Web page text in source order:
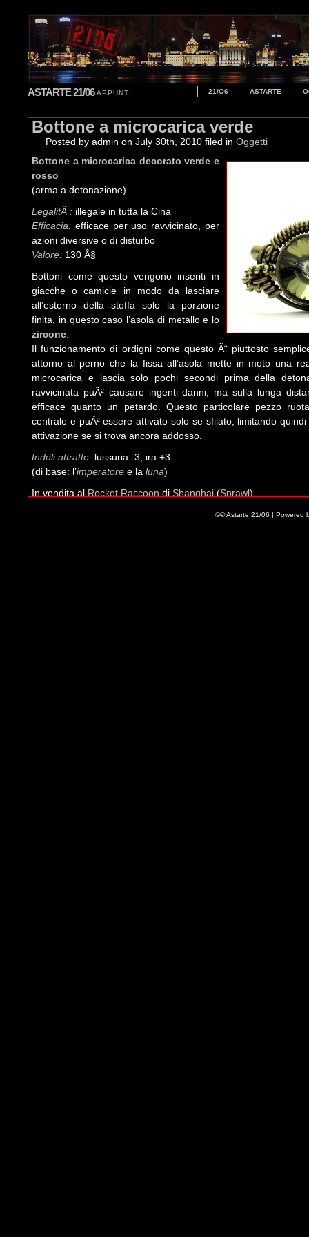
ASTARTE 21/06 APPUNTI 21/O6 ASTARTE
Bottone a microcarica verde
Posted by admin on July 30th, 2010 filed in Oggetti
Bottone a microcarica decorato verde e
rosso
(arma a detonazione)
LegalitÃ : illegale in tutta la Cina
Efficacia: efficace per uso ravvicinato, per
azioni diversive o di disturbo
Valore: 130 Â§
Bottoni come questo vengono inseriti in
giacche o camicie in modo da lasciare
all’esterno della stoffa solo la porzione
finita, in questo caso l’asola di metallo e lo
zircone.
Il funzionamento di ordigni come questo Ã¨ piuttosto
attorno al perno che la fissa all’asola mette in moto una
microcarica e lascia solo pochi secondi prima della
ravvicinata puÃ² causare ingenti danni, ma sulla lunga
efficace quanto un petardo. Questo particolare pezzo
centrale e puÃ² essere attivato solo se sfilato, limitando
attivazione se si trova ancora addosso.
Indoli attratte: lussuria -3, ira +3
(di base: l’imperatore e la luna)
In vendita al Rocket Raccoon di Shanghai (Sprawl ).
©© Astarte 21/06 | Powered